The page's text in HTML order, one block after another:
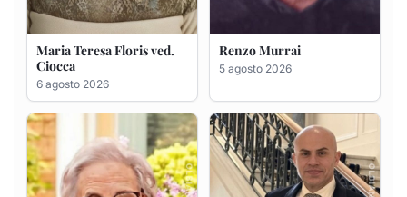
Giovanna Ponsanu Ved.
Decandia
5 agosto 2026
Giuseppe Saba
5 agosto 2026